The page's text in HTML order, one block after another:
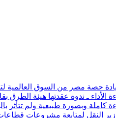
حصة مصر من السوق العالمية
الأداء ـ ندوة عقدتها هيئة الطرق
كاملة وبصورة طبيعية ولم تتأثر
النقل لمتابعة مشروعات